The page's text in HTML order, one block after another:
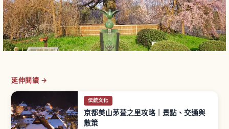
延伸閱讀 →
伝統文化
京都美山茅葺之里攻略｜景點、交通與
散策